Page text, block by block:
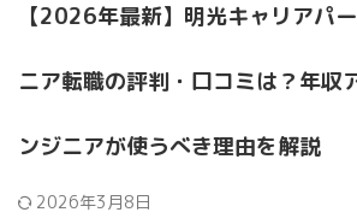
【2026年最新】明光キャリアパ
ニア転職の評判・口コミは？年収
ンジニアが使うべき理由を解説
2026年3月8日